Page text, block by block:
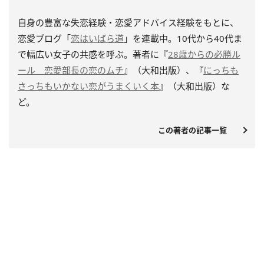
自身の豊富な失恋経験・恋愛アドバイス経験をもとに、
恋愛ブログ「恋はいばら道 」を連載中。10代から40代ま
で幅広い女子の共感を呼ぶ。著者に『28歳からの必勝ル
ール 恋愛部長の恋のムチ 』（大和出版）、『にっちも
さっちもいかない恋がうまくいく本』（大和出版）な
ど。
この著者の記事一覧